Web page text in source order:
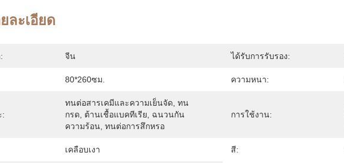
ละเอียด
จีน ได้รับการรับรอง:
80*260ซม. ความหนา:
:
ทนต่อสารเคมีและความเย็นจัด, ทน
กรด, ต้านเชื้อแบคทีเรีย, ฉนวนกัน
ความร้อน, ทนต่อการสึกหรอ
การใช้งาน:
เคลือบเงา สี: